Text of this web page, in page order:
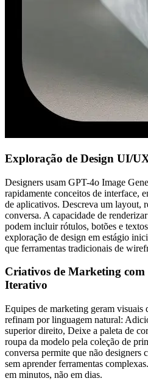
Exploração de Design UI/
Designers usam GPT-4o Image
rapidamente conceitos de interface,
de aplicativos. Descreva um layout,
conversa. A capacidade de
podem incluir rótulos, botões e
exploração de design em estágio
que ferramentas tradicionais de
Criativos de Marketing
Iterativo
Equipes de marketing geram visuais
refinam por linguagem natural:
superior direito, Deixe a paleta de
roupa da modelo pela coleção de
conversa permite que não designers
sem aprender ferramentas
em minutos, não em dias.